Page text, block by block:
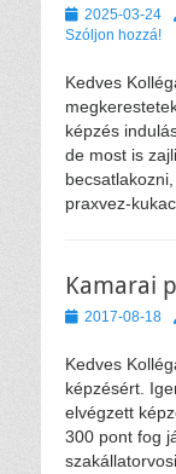
Közzétéve
2025-03-24
Szóljon hozzá!
Kedves
képzés
de most is
praxvez-
Kamarai
Közzétéve
2017-08-18
Kedves
képzésért.
elvégzett
300 pont fog